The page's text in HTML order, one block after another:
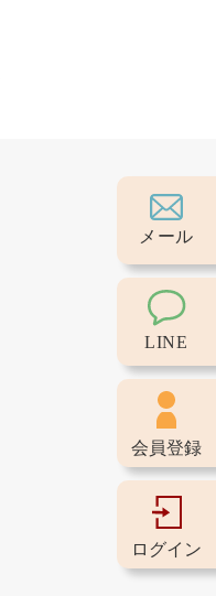
メール
LINE
会員登録
ログイン